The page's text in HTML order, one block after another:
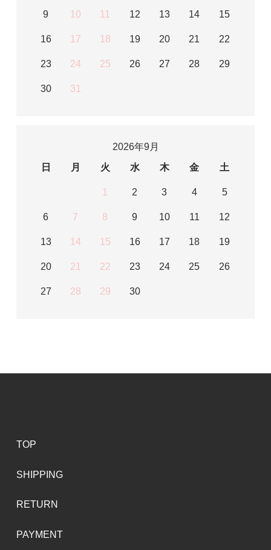
9 10 11 12 13 14 15
16 17 18 19 20 21 22
23 24 25 26 27 28 29
30 31
2026年9月
日
月 火 水 木 金 土
1 2 3 4 5
6 7 8 9 10 11 12
13 14 15 16 17 18 19
20 21 22 23 24 25 26
27 28 29 30
TOP
SHIPPING
RETURN
PAYMENT